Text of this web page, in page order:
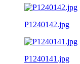
P1240142.jpg
P1240141.jpg